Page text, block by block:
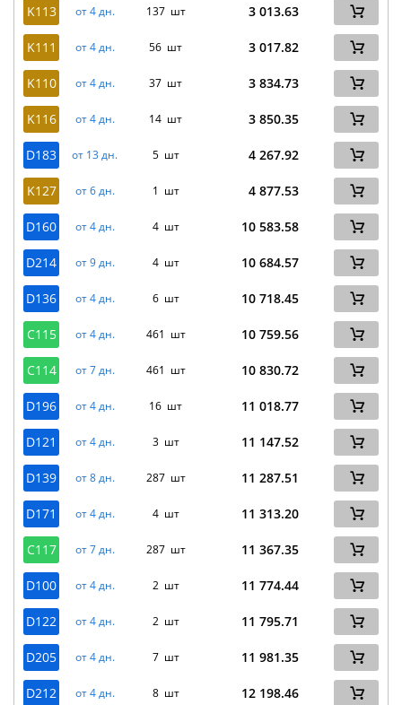
K113 от 4 дн. 137 шт 3 013.63
K111 от 4 дн. 56 шт 3 017.82
K110 от 4 дн. 37 шт 3 834.73
K116 от 4 дн. 14 шт 3 850.35
D183 от 13 дн. 5 шт 4 267.92
K127 от 6 дн. 1 шт 4 877.53
D160 от 4 дн. 4 шт 10 583.58
D214 от 9 дн. 4 шт 10 684.57
D136 от 4 дн. 6 шт 10 718.45
C115 от 4 дн. 461 шт 10 759.56
C114 от 7 дн. 461 шт 10 830.72
D196 от 4 дн. 16 шт 11 018.77
D121 от 4 дн. 3 шт 11 147.52
D139 от 8 дн. 287 шт 11 287.51
D171 от 4 дн. 4 шт 11 313.20
C117 от 7 дн. 287 шт 11 367.35
D100 от 4 дн. 2 шт 11 774.44
D122 от 4 дн. 2 шт 11 795.71
D205 от 4 дн. 7 шт 11 981.35
D212 от 4 дн. 8 шт 12 198.46